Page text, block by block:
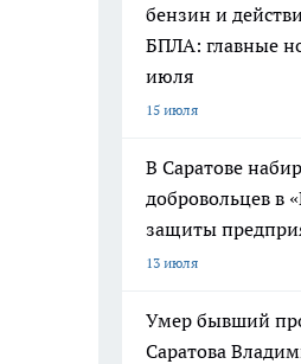
бензин и
БПЛА: главные
июля
15 июля
В Саратове
добровольцев в
защиты
13 июля
Умер бывший
Саратова